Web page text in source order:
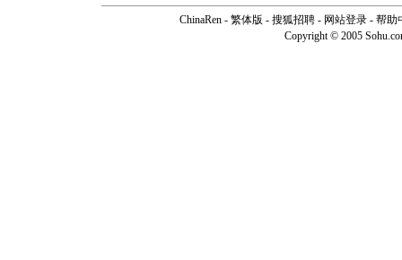
ChinaRen - 繁体版 - 搜狐招聘 - 网站登录 - 帮助
Copyright © 2005